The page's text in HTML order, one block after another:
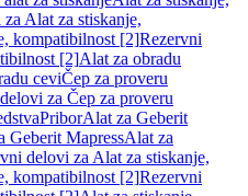
Alat za stiskanje,
kompatibilnost [2]Rezervni
[2]Alat za obradu
ceviČep za proveru
za Čep za proveru
PriborAlat za Geberit
Geberit MapressAlat za
delovi za Alat za stiskanje,
kompatibilnost [2]Rezervni